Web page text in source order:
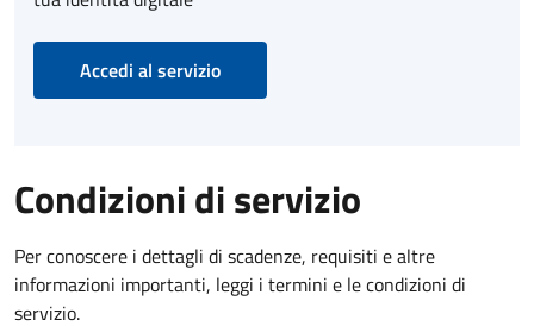
Accedi al servizio
Condizioni di servizio
Per conoscere i dettagli di scadenze, requisiti e altre
informazioni importanti, leggi i termini e le condizioni di
servizio.